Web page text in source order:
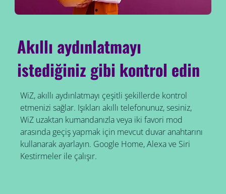
Akıllı aydınlatmayı
istediğiniz gibi kontrol edin
WiZ, akıllı aydınlatmayı çeşitli şekillerde kontrol
etmenizi sağlar. Işıkları akıllı telefonunuz, sesiniz,
WiZ uzaktan kumandanızla veya iki favori mod
arasında geçiş yapmak için mevcut duvar anahtarını
kullanarak ayarlayın. Google Home, Alexa ve Siri
Kestirmeler ile çalışır.